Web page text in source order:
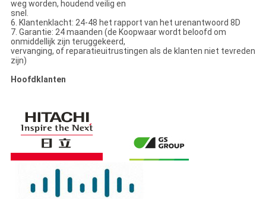
weg worden, houdend veilig en
snel.
6. Klantenklacht: 24-48 het rapport van het urenantwoord 8D
7. Garantie: 24 maanden (de Koopwaar wordt beloofd om
onmiddellijk zijn teruggekeerd,
vervanging, of reparatieuitrustingen als de klanten niet tevreden
zijn)
Hoofdklanten